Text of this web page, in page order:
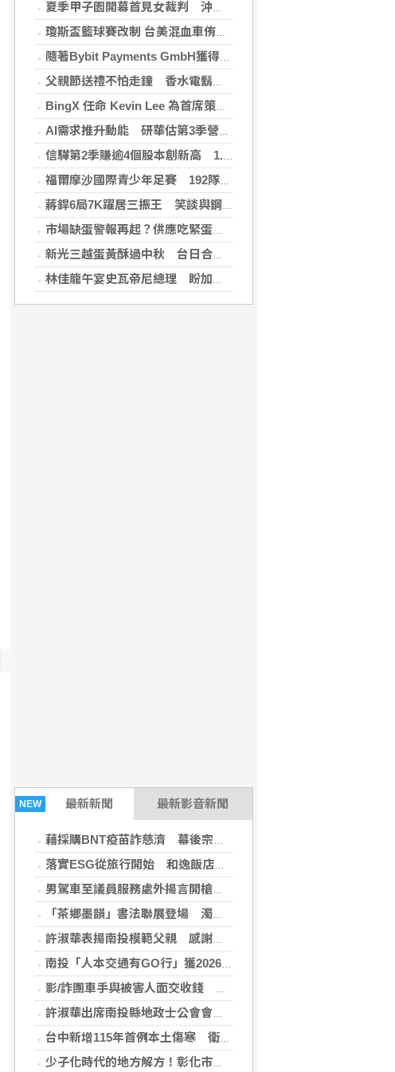
夏季甲子園開幕首見女裁判 沖繩尚學力拚二連霸
瓊斯盃籃球賽改制 台美混血車侑城、黃鈞廷成亮點
隨著Bybit Payments GmbH獲得電子貨幣機構牌照，Bybit.eu進一步拓展其在歐洲的業務布局
父親節送禮不怕走鐘 香水電鬍刀千年不敗
BingX 任命 Kevin Lee 為首席策略長，加速推進多資產、以用戶為核心的發展願景
AI需求推升動能 研華估第3季營收雙增、毛利率持穩
信驊第2季賺逾4個股本創新高 1.87億元參與M31私募
福爾摩沙國際青少年足賽 192隊參賽規模創新高
蔣銲6局7K躍居三振王 笑談與鋼龍良性競爭
市場缺蛋警報再起？供應吃緊蛋價蠢蠢欲動
新光三越蛋黃酥過中秋 台日合作開發話題新品
林佳龍午宴史瓦帝尼總理 盼加強各領域雙邊合作
NEW 最新新聞 最新影音新聞
藉採購BNT疫苗詐慈濟 幕後宗教團體夫婦接押禁見
落實ESG從旅行開始 和逸飯店台南西門館推食農教育與文化走讀
男駕車至議員服務處外揚言開槍 台中警逮人法辦
「茶鄉墨韻」書法聯展登場 濁水溪社大以筆墨深耕社區藝文
許淑華表揚南投模範父親 感謝無私付出與家庭貢獻
南投「人本交通有GO行」獲2026馬路好行評選肯定
影/詐團車手與被害人面交收錢 違停露餡當場遭逮
許淑華出席南投縣地政士公會會員大會 籲公私協力防堵不動產詐騙
台中新增115年首例本土傷寒 衛生局提醒勤洗手、飲食煮熟
少子化時代的地方解方！彰化市未婚聯誼6年促成10對佳偶
(匯流新聞網2026-08-04 15:35:09)
(ENews新聞網2026-08-04 12:10:03)